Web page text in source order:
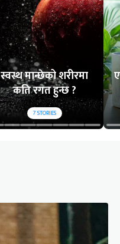
स्वस्थ मान्छेको शरीरमा
कति रगत हुन्छ ?
7STORIES